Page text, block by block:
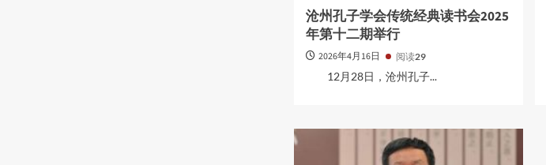
沧州孔子学会传统经典读书会2025
年第十二期举行
2026年4月16日 阅读29
12月28日，沧州孔子...